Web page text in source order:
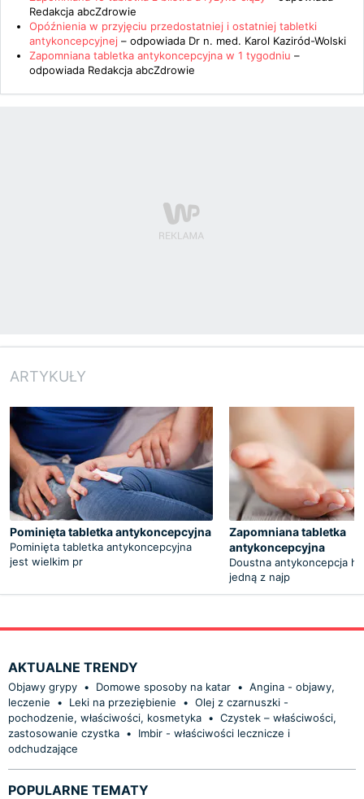
Redakcja abcZdrowie
Opóźnienia w przyjęciu przedostatniej i ostatniej tabletki
antykoncepcyjnej – odpowiada Dr n. med. Karol Kaziród-Wolski
Zapomniana tabletka antykoncepcyjna w 1 tygodniu –
odpowiada Redakcja abcZdrowie
ARTYKUŁY
Pominięta tabletka antykoncepcyjna
Pominięta tabletka antykoncepcyjna
jest wielkim pr
Zapomniana tabletka
antykoncepcyjna
Doustna antykoncepcja
jedną z najp
AKTUALNE TRENDY
Objawy grypy • Domowe sposoby na katar • Angina - objawy,
leczenie
• Leki na przeziębienie • Olej z czarnuszki -
pochodzenie, właściwości, kosmetyka • Czystek – właściwości,
zastosowanie czystka •
Imbir - właściwości lecznicze i
odchudzające
POPULARNE TEMATY